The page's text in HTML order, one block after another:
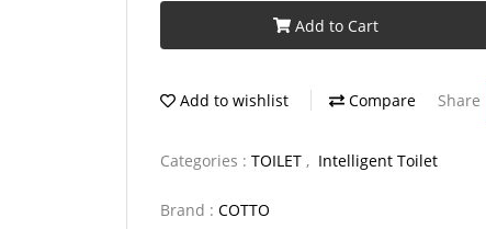
Add to Cart
Add to wishlist Compare Share
Categories : TOILET , Intelligent Toilet
Brand : COTTO